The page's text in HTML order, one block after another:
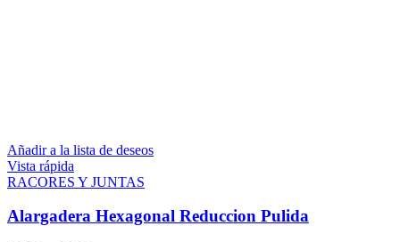
Añadir a la lista de deseos
Vista rápida
RACORES Y JUNTAS
Alargadera Hexagonal Reduccion Pulida